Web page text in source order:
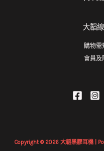
大韜
購物需
會員及
Copyright © 2026 大韜黑膠耳機 |